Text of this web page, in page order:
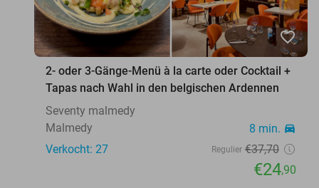
favorite_border
2- oder 3-Gänge-Menü à la carte oder Cocktail +
Tapas nach Wahl in den belgischen Ardennen
Seventy malmedy
Malmedy
8 min. directions_car
Verkocht: 27 Regulier €37,70
€24,90